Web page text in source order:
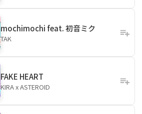
mochimochi feat. 初音ミク
TAK
FAKE HEART
KIRA x ASTEROID